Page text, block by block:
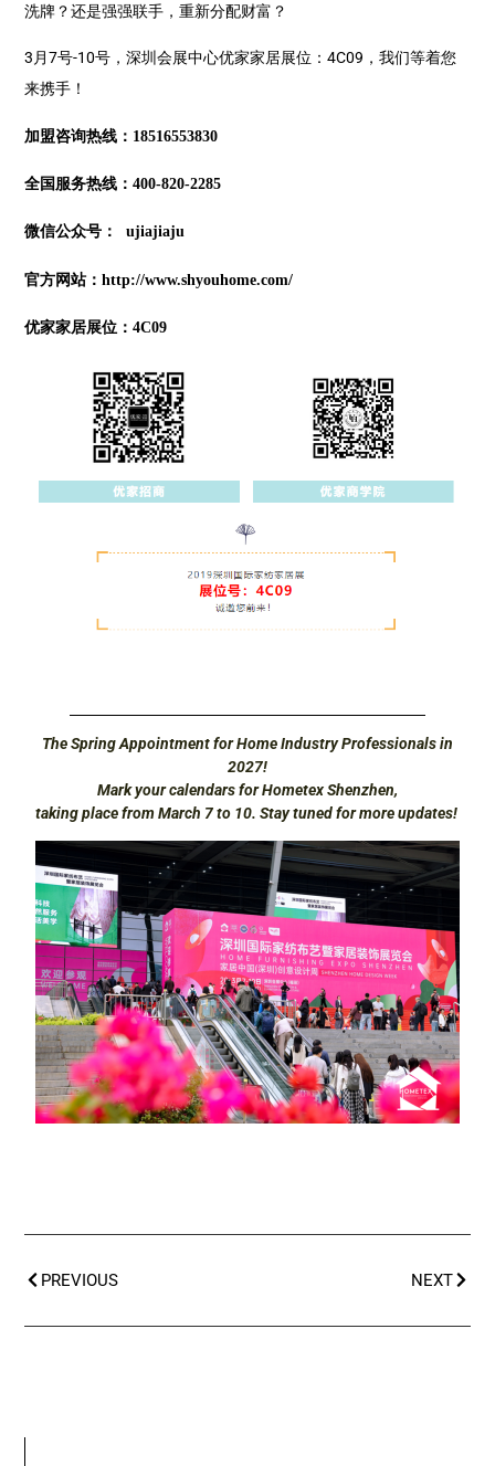
洗牌？还是强强联手，重新分配财富？
3月7号-10号，深圳会展中心优家家居展位：4C09，我们等着您
来携手！
加盟咨询热线：18516553830
全国服务热线：400-820-2285
微信公众号： ujiajiaju
官方网站：http://www.shyouhome.com/
优家家居展位：4C09
The Spring Appointment for Home Industry Professionals in
2027!
Mark your calendars for Hometex Shenzhen,
taking place from March 7 to 10. Stay tuned for more updates!
PREVIOUS NEXT